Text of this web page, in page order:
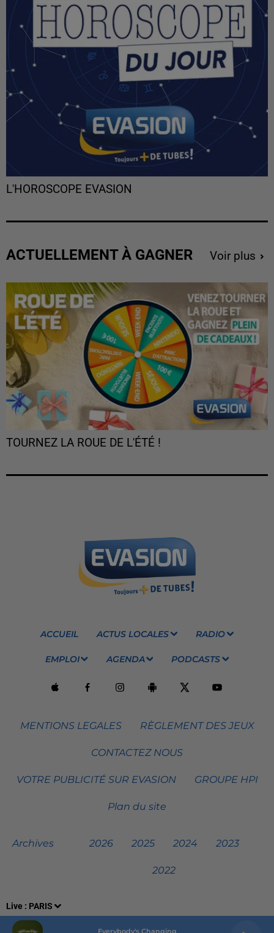
Live : PARIS
Everybody's Changing
L'HOROSCOPE EVASION
ACTUELLEMENT À GAGNER Voir plus
TOURNEZ LA ROUE DE L'ÉTÉ !
ACCUEIL ACTUS LOCALES RADIO
EMPLOI AGENDA PODCASTS
MENTIONS LEGALES RÈGLEMENT DES JEUX
CONTACTEZ NOUS
VOTRE PUBLICITÉ SUR EVASION GROUPE HPI
Plan du site
Archives 2026 2025 2024 2023
2022